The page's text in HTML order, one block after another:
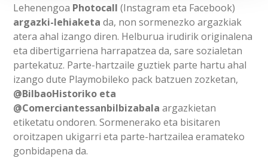
Lehenengoa Photocall(Instagram eta Facebook)
argazki-lehiaketa da, non sormenezko argazkiak
atera ahal izango diren. Helburua irudirik originalena
eta dibertigarriena harrapatzea da, sare sozialetan
partekatuz. Parte-hartzaile guztiek parte hartu ahal
izango dute Playmobileko pack batzuen zozketan,
@BilbaoHistoriko eta
@Comerciantessanbilbizabala argazkietan
etiketatu ondoren. Sormenerako eta bisitaren
oroitzapen ukigarri eta parte-hartzailea eramateko
gonbidapena da.